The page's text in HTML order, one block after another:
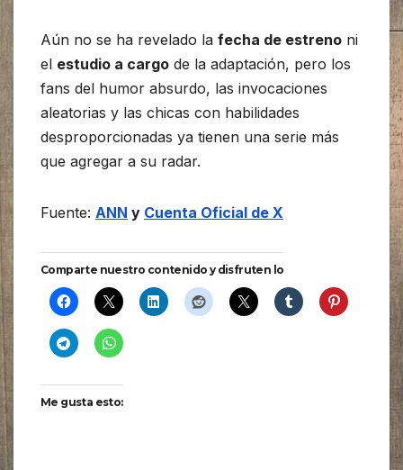
Aún no se ha revelado la fecha de estreno ni
el estudio a cargo de la adaptación, pero los
fans del humor absurdo, las invocaciones
aleatorias y las chicas con habilidades
desproporcionadas ya tienen una serie más
que agregar a su radar.
Fuente: ANN y Cuenta Oficial de X
Comparte nuestro contenido y disfruten lo
Me gusta esto: